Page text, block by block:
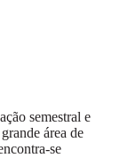
semestral e
área de
se